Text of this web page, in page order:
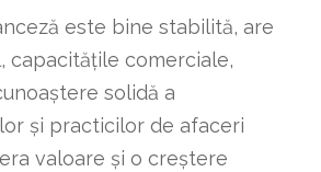
este bine stabilită, are
capacitățile comerciale,
solidă a
și practicilor de afaceri
valoare și o creștere